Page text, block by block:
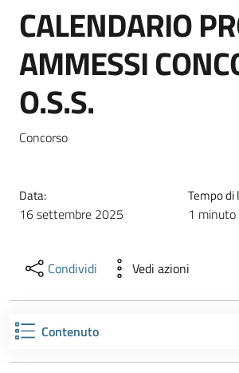
CALENDARIO
AMMESSI
O.S.S.
Concorso
Data:
16 settembre 2025
Tempo di
1 minuto
Condividi Vedi azioni
Contenuto